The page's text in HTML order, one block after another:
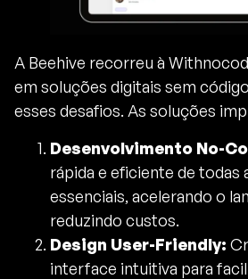
A Beehive recorreu à
em soluções digitais sem
esses desafios. As soluções
Desenvolvimento No-
rápida e eficiente de todas
essenciais, acelerando o
reduzindo custos.
Design User-Friendly:
interface intuitiva para